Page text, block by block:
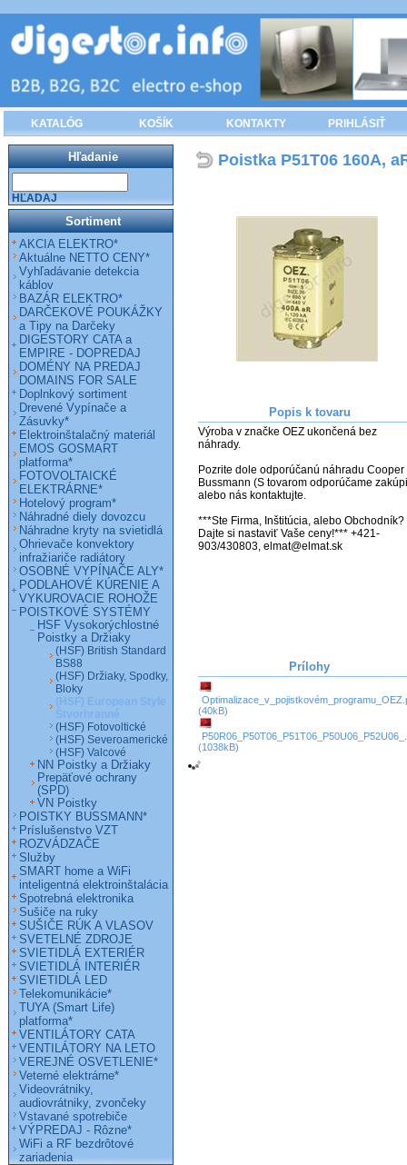
KATALÓG KOŠÍK KONTAKTY PRIHLÁSIŤ
Poistka P51T06 160A,
Popis k tovaru
Výroba v značke OEZ ukončená bez
náhrady.
Pozrite dole odporúčanú náhradu Cooper
Bussmann (S tovarom odporúčame
alebo nás kontaktujte.
***Ste Firma, Inštitúcia, alebo Obchodník?
Dajte si nastaviť Vaše ceny!*** +421-
903/430803, elmat@elmat.sk
Prílohy
(40kB)
(1038kB)
Hľadanie
HĽADAJ
Sortiment
AKCIA ELEKTRO*
Aktuálne NETTO CENY*
Vyhľadávanie detekcia
káblov
BAZÁR ELEKTRO*
DARČEKOVÉ POUKÁŽKY
a Tipy na Darčeky
DIGESTORY CATA a
EMPIRE - DOPREDAJ
DOMÉNY NA PREDAJ
DOMAINS FOR SALE
Doplnkový sortiment
Drevené Vypínače a
Zásuvky*
Elektroinštalačný materiál
EMOS GOSMART
platforma*
FOTOVOLTAICKÉ
ELEKTRÁRNE*
Hotelový program*
Náhradné diely dovozcu
Náhradne kryty na svietidlá
Ohrievače konvektory
infražiariče radiátory
OSOBNÉ VYPÍNAČE ALY*
PODLAHOVÉ KÚRENIE A
VYKUROVACIE ROHOŽE
POISTKOVÉ SYSTÉMY
HSF Vysokorýchlostné
Poistky a Držiaky
(HSF) British Standard
BS88
(HSF) Držiaky, Spodky,
Bloky
(HSF) European Style
Štvorhranné
(HSF) Fotovoltické
(HSF) Severoamerické
(HSF) Valcové
NN Poistky a Držiaky
Prepäťové ochrany
(SPD)
VN Poistky
POISTKY BUSSMANN*
Príslušenstvo VZT
ROZVÁDZAČE
Služby
SMART home a WiFi
inteligentná elektroinštalácia
Spotrebná elektronika
Sušiče na ruky
SUŠIČE RÚK A VLASOV
SVETELNÉ ZDROJE
SVIETIDLÁ EXTERIÉR
SVIETIDLÁ INTERIÉR
SVIETIDLÁ LED
Telekomunikácie*
TUYA (Smart Life)
platforma*
VENTILÁTORY CATA
VENTILÁTORY NA LETO
VEREJNÉ OSVETLENIE*
Veterné elektrárne*
Videovrátniky,
audiovrátniky, zvončeky
Vstavané spotrebiče
VÝPREDAJ - Rôzne*
WiFi a RF bezdrôtové
zariadenia